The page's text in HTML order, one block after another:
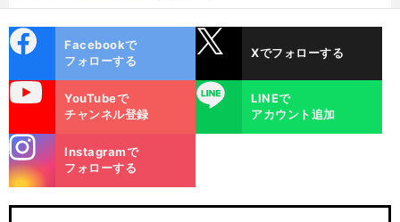
ok
Facebookで
フォローする
Xでフォローする
YouTubeで
チャンネル登録
LINE
LINEで
アカウント追加
m
Instagramで
フォローする